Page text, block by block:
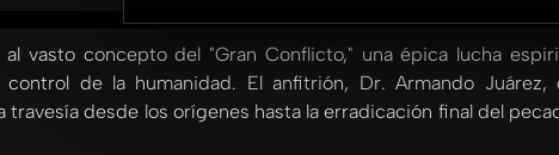
vasto concepto del "Gran Conflicto," una épica lucha
de la humanidad. El anfitrión, Dr. Armando
travesía desde los orígenes hasta la erradicación final del